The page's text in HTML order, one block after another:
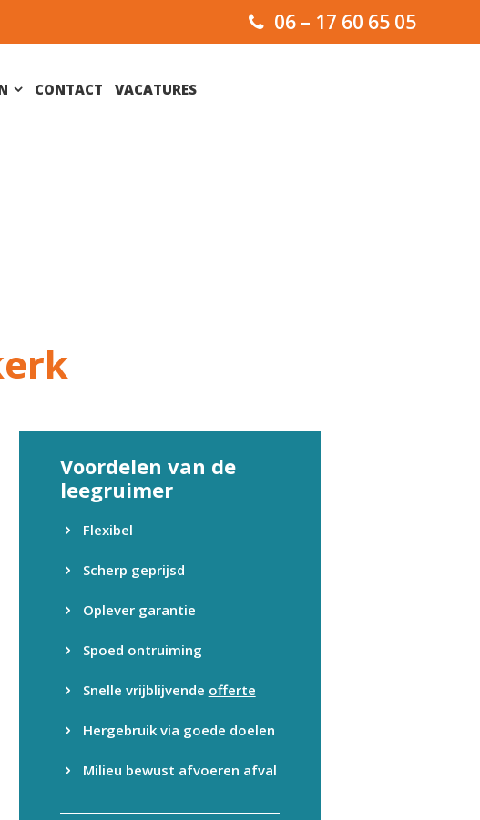
06 – 17 60 65 05
CONTACT VACATURES
Voordelen van de
leegruimer
Flexibel
Scherp geprijsd
Oplever garantie
Spoed ontruiming
Snelle vrijblijvende offerte
Hergebruik via goede doelen
Milieu bewust afvoeren afval